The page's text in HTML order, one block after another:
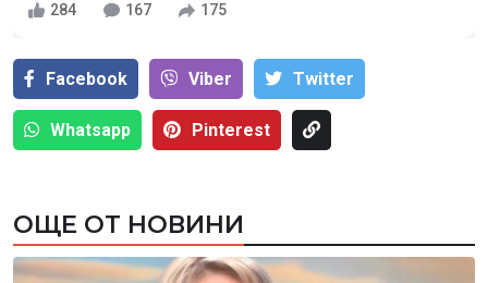
284 167 175
Facebook Viber Тwitter
Whatsapp Pinterest
ОЩЕ ОТ НОВИНИ